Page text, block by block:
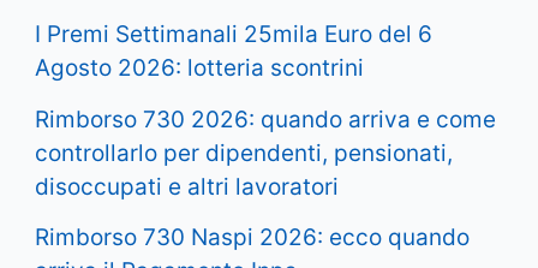
I Premi Settimanali 25mila Euro del 6
Agosto 2026: lotteria scontrini
Rimborso 730 2026: quando arriva e come
controllarlo per dipendenti, pensionati,
disoccupati e altri lavoratori
Rimborso 730 Naspi 2026: ecco quando